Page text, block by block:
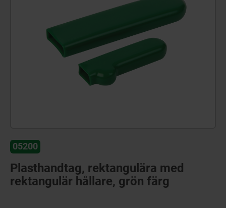
05200
Plasthandtag, rektangulära med
rektangulär hållare, grön färg